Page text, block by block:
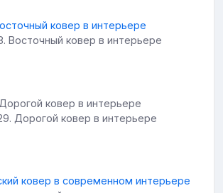
Восточный ковер в интерьере
Дорогой ковер в интерьере